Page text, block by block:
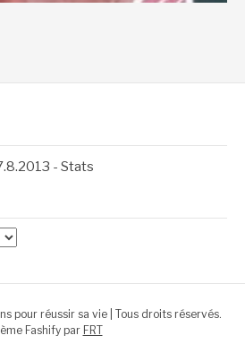
- Stats
pour réussir sa vie | Tous droits réservés.
Fashify par FRT